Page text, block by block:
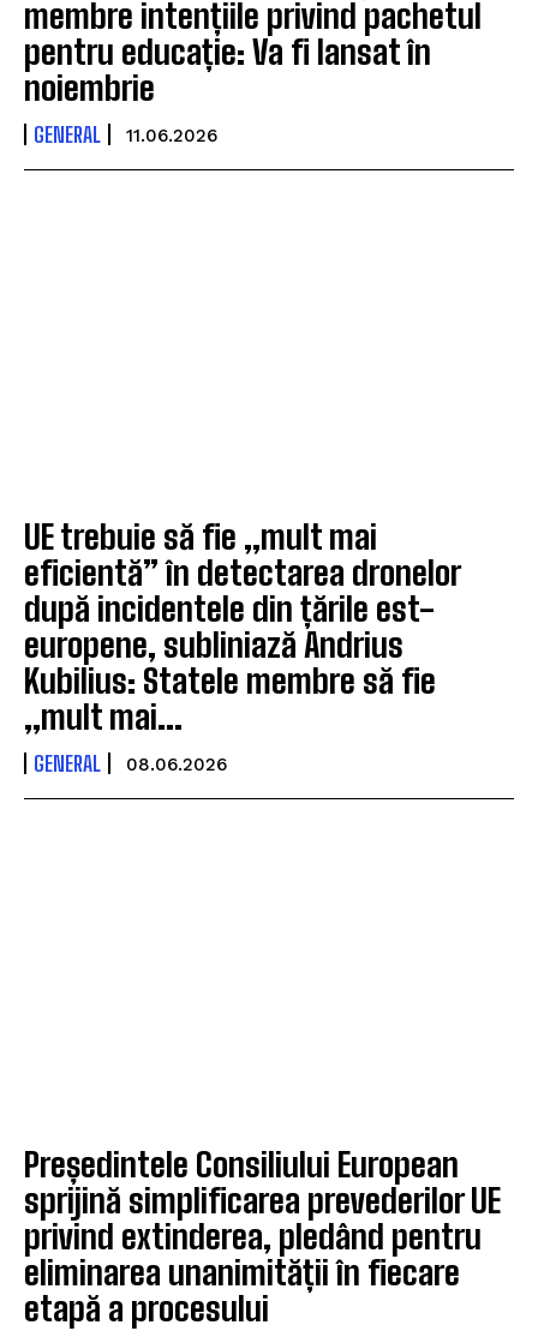
membre intențiile privind pachetul
pentru educație: Va fi lansat în
noiembrie
GENERAL 11.06.2026
UE trebuie să fie „mult mai
eficientă” în detectarea dronelor
după incidentele din țările est-
europene, subliniază Andrius
Kubilius: Statele membre să fie
„mult mai...
GENERAL 08.06.2026
Președintele Consiliului European
sprijină simplificarea prevederilor UE
privind extinderea, pledând pentru
eliminarea unanimității în fiecare
etapă a procesului